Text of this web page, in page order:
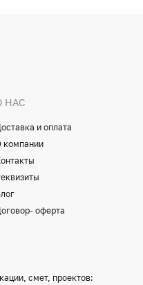
НАС
и оплата
компании
оферта
смет, проектов: